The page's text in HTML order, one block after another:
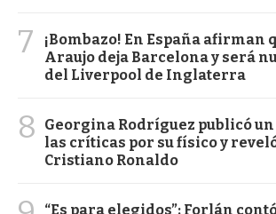
7
¡Bombazo! En España afirman
Araujo deja Barcelona y será
del Liverpool de Inglaterra
8
Georgina Rodríguez publicó
las críticas por su físico y
Cristiano Ronaldo
“Es para elegidos”: Forlán